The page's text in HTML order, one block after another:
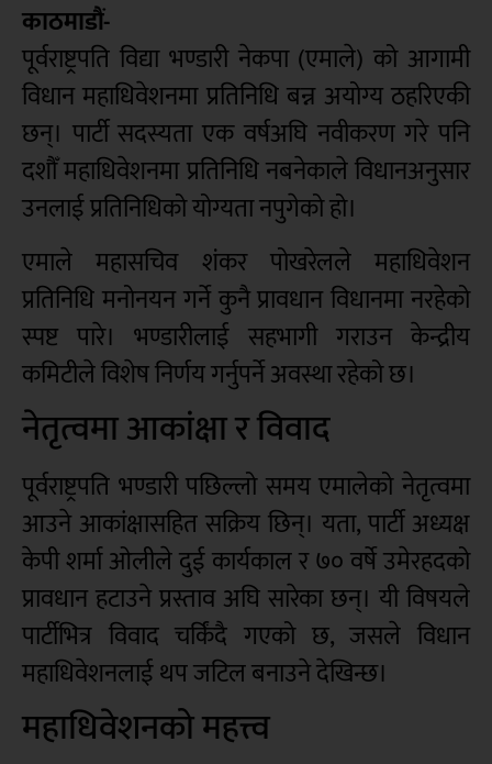
काठमाडौं-
पूर्वराष्ट्रपति विद्या भण्डारी नेकपा (एमाले) को आगामी
विधान महाधिवेशनमा प्रतिनिधि बन्न अयोग्य ठहरिएकी
छन्। पार्टी सदस्यता एक वर्षअघि नवीकरण गरे पनि
दशौँ महाधिवेशनमा प्रतिनिधि नबनेकाले विधानअनुसार
उनलाई प्रतिनिधिको योग्यता नपुगेको हो।
एमाले महासचिव शंकर पोखरेलले महाधिवेशन
प्रतिनिधि मनोनयन गर्ने कुनै प्रावधान विधानमा नरहेको
स्पष्ट पारे। भण्डारीलाई सहभागी गराउन केन्द्रीय
कमिटीले विशेष निर्णय गर्नुपर्ने अवस्था रहेको छ।
नेतृत्वमा आकांक्षा र विवाद
पूर्वराष्ट्रपति भण्डारी पछिल्लो समय एमालेको नेतृत्वमा
आउने आकांक्षासहित सक्रिय छिन्। यता, पार्टी अध्यक्ष
केपी शर्मा ओलीले दुई कार्यकाल र ७० वर्षे उमेरहदको
प्रावधान हटाउने प्रस्ताव अघि सारेका छन्। यी विषयले
पार्टीभित्र विवाद चर्किंदै गएको छ, जसले विधान
महाधिवेशनलाई थप जटिल बनाउने देखिन्छ।
महाधिवेशनको महत्त्व